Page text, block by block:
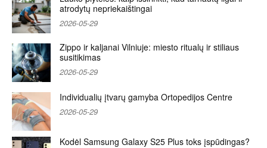
atrodytų nepriekaištingai
2026-05-29
Zippo ir kaljanai Vilniuje: miesto ritualų ir stiliaus
susitikimas
2026-05-29
Individualių įtvarų gamyba Ortopedijos Centre
2026-05-29
Kodėl Samsung Galaxy S25 Plus toks įspūdingas?